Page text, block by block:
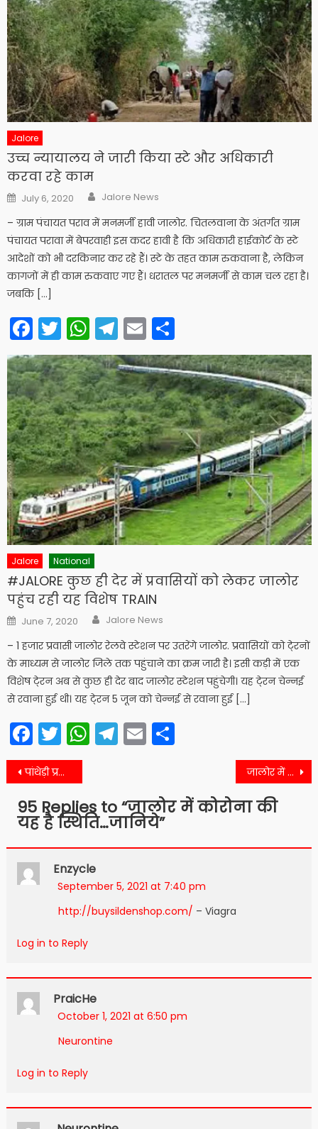
Jalore
उच्च न्यायालय ने जारी किया स्टे और अधिकारी
करवा रहे काम
Posted
on
July 6, 2020 Author
Jalore News
– ग्राम पंचायत पराव में मनमर्जी हावी जालोर. चितलवाना के अंतर्गत ग्राम
पंचायत परावा में बेपरवाही इस कदर हावी है कि अधिकारी हाईकोर्ट के स्टे
आदेशों को भी दरकिनार कर रहे हैं। स्टे के तहत काम रुकवाना है, लेकिन
कागजों में ही काम रुकवाए गए हैं। धरातल पर मनमर्जी से काम चल रहा है।
जबकि […]
Facebook
Twitter
WhatsApp
Telegram
Email
Jalore National
#JALORE कुछ ही देर में प्रवासियों को लेकर जालोर
पहुंच रही यह विशेष TRAIN
Posted
on
June 7, 2020 Author
Jalore News
– 1 हजार प्रवासी जालोर रेलवे स्टेशन पर उतरेंगे जालोर. प्रवासियों को टे्रनों
के माध्यम से जालोर जिले तक पहुंचाने का क्रम जारी है। इसी कड़ी में एक
विशेष टे्रन अब से कुछ ही देर बाद जालोर स्टेशन पहुंचेगी। यह टे्रन चेन्नई
से रवाना हुई थी। यह टे्रन 5 जून को चेन्नई से रवाना हुई […]
Facebook
Twitter
WhatsApp
Telegram
Email
Post
navigation
पांथेड़ी प्रकरण को लेकर पुलिस ने जारी की ये एडवाइजरी जालोर में यहां तक पहुंच गया कोरोना का मीटर, जानिये
95 Replies to “जालोर में कोरोना की
यह है स्थिति…जानिये”
Enzycle
September 5, 2021 at 7:40 pm
http://buysildenshop.com/ – Viagra
Log in to Reply
PraicHe
October 1, 2021 at 6:50 pm
Neurontine
Log in to Reply